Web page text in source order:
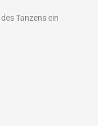
Tanzens ein